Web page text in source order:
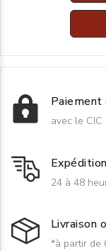
Paiement
avec le CIC
24 à 48
Livraison
*à partir de